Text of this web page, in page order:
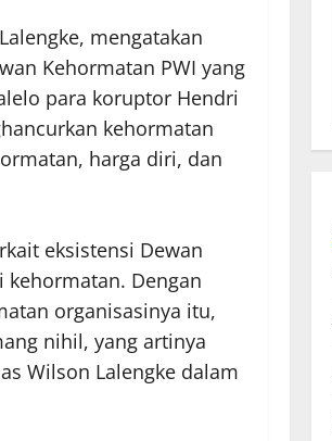
mengatakan
Kehormatan PWI yang
para koruptor Hendri
kehormatan
harga diri, dan
eksistensi Dewan
Dengan
organisasinya itu,
nihil, yang artinya
Wilson Lalengke dalam